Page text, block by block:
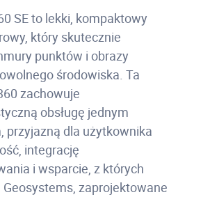
SE to lekki, kompaktowy
który skutecznie
punktów i obrazy
środowiska. Ta
zachowuje
obsługę jednym
przyjazną dla użytkownika
integrację
i wsparcie, z których
Geosystems, zaprojektowane